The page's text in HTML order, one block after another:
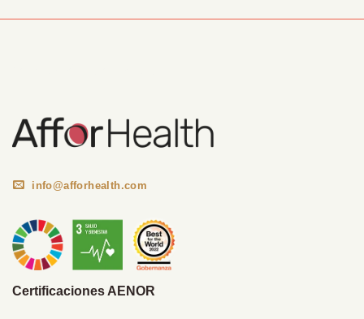
info@afforhealth.com
Certificaciones AENOR